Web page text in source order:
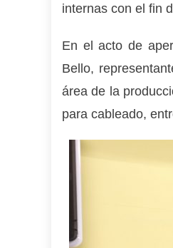
internas con el fin
En el acto de
Bello,
área de la
para cableado,